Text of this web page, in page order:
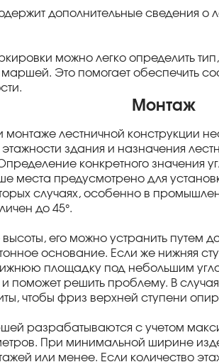
дополнительные сведения
можно легко определить
Это помогает обеспечить
Монтаж
лестничной конструкции
этажности здания и назначения
конкретного значения
места предусмотрено для
случаях, особенно в
до 45°.
его можно устранить путем
основание. Если же нижняя
площадку под небольшим
поможет решить проблему. В
чтобы фриз верхней ступени
разрабатываются с учетом
При минимальной ширине
или менее. Если количество